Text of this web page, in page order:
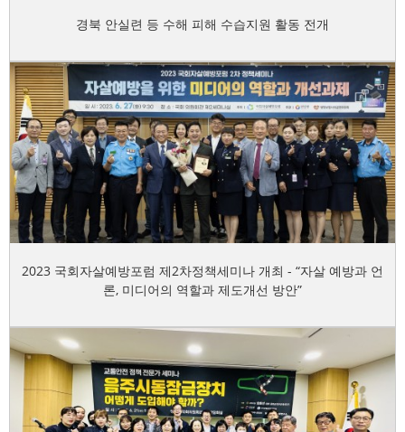
경북 안실련 등 수해 피해 수습지원 활동 전개
2023 국회자살예방포럼 제2차정책세미나 개최 - “자살 예방과 언
론, 미디어의 역할과 제도개선 방안”